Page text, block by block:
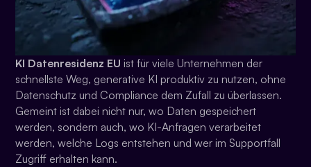
KI Datenresidenz EU ist für viele Unternehmen der
schnellste Weg, generative KI produktiv zu nutzen, ohne
Datenschutz und Compliance dem Zufall zu überlassen.
Gemeint ist dabei nicht nur, wo Daten gespeichert
werden, sondern auch, wo KI-Anfragen verarbeitet
werden, welche Logs entstehen und wer im Supportfall
Zugriff erhalten kann.